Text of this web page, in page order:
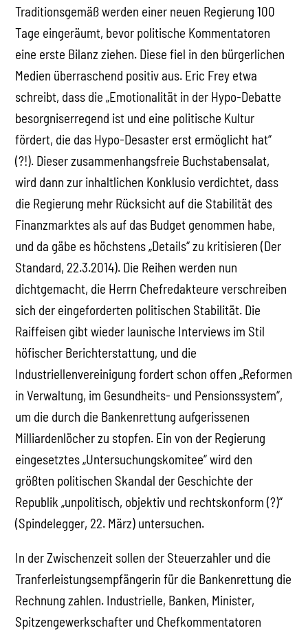
Traditionsgemäß werden einer neuen Regierung 100
Tage eingeräumt, bevor politische Kommentatoren
eine erste Bilanz ziehen. Diese fiel in den bürgerlichen
Medien überraschend positiv aus. Eric Frey etwa
schreibt, dass die „Emotionalität in der Hypo-Debatte
besorgniserregend ist und eine politische Kultur
fördert, die das Hypo-Desaster erst ermöglicht hat“
(?!). Dieser zusammenhangsfreie Buchstabensalat,
wird dann zur inhaltlichen Konklusio verdichtet, dass
die Regierung mehr Rücksicht auf die Stabilität des
Finanzmarktes als auf das Budget genommen habe,
und da gäbe es höchstens „Details“ zu kritisieren (Der
Standard, 22.3.2014). Die Reihen werden nun
dichtgemacht, die Herrn Chefredakteure verschreiben
sich der eingeforderten politischen Stabilität. Die
Raiffeisen gibt wieder launische Interviews im Stil
höfischer Berichterstattung, und die
Industriellenvereinigung fordert schon offen „Reformen
in Verwaltung, im Gesundheits- und Pensionssystem“,
um die durch die Bankenrettung aufgerissenen
Milliardenlöcher zu stopfen. Ein von der Regierung
eingesetztes „Untersuchungskomitee“ wird den
größten politischen Skandal der Geschichte der
Republik „unpolitisch, objektiv und rechtskonform (?)“
(Spindelegger, 22. März) untersuchen.
In der Zwischenzeit sollen der Steuerzahler und die
Tranferleistungsempfängerin für die Bankenrettung die
Rechnung zahlen. Industrielle, Banken, Minister,
Spitzengewerkschafter und Chefkommentatoren